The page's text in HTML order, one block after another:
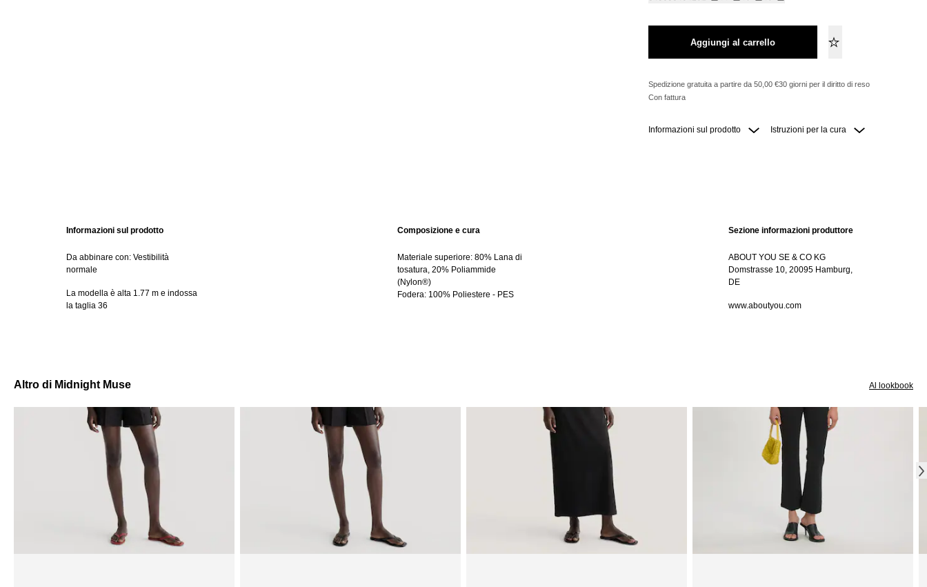
Aggiungi al carrello
Spedizione gratuita a partire da 50,00 €30 giorni per il diritto di reso
Con fattura
Informazioni sul prodotto Istruzioni per la cura
Informazioni sul prodotto
Da abbinare con: Vestibilità
normale
La modella è alta 1.77 m e indossa
la taglia 36
Composizione e cura
Materiale superiore: 80% Lana di
tosatura, 20% Poliammide
(Nylon®)
Fodera: 100% Poliestere - PES
Sezione informazioni produttore
ABOUT YOU SE & CO KG
Domstrasse 10, 20095 Hamburg,
DE
www.aboutyou.com
Altro di Midnight Muse Al lookbook